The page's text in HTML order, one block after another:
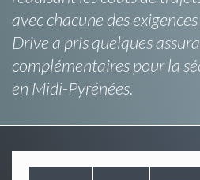
avec chacune des
Drive a pris quelques
complémentaires pour la
en Midi-Pyrénées.